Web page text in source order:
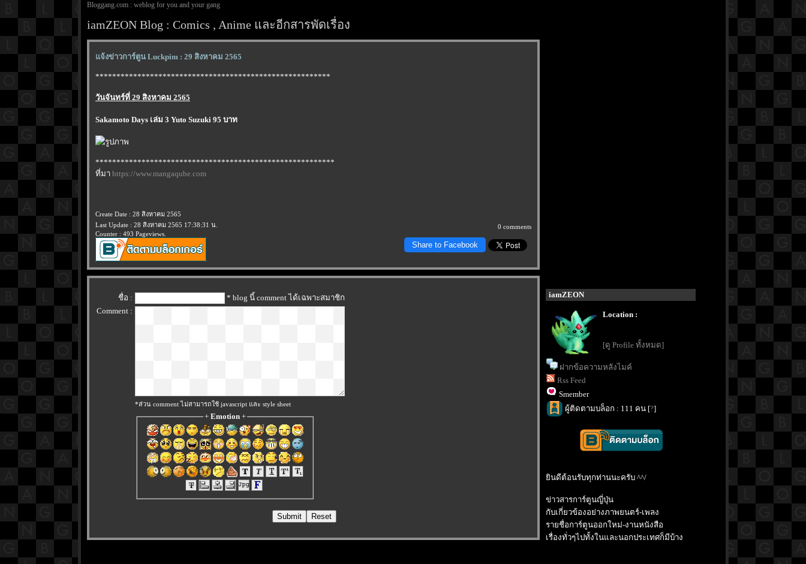
Bloggang.com : weblog for you and your gang
iamZEON Blog : Comics , Anime และอีกสารพัดเรื่อง
จ้งข่าวการ์ตูน Luckpim : 29 สิงหาคม 2565
********************************************************
วันจันทร์ที่ 29 สิงหาคม 2565
Sakamoto Days เล่ม 3 Yuto Suzuki 95 บาท
*********************************************************
ที่มา https://www.mangaqube.com
Create Date : 28 สิงหาคม 2565
Last Update : 28 สิงหาคม 2565 17:38:31 น.
Counter : 493 Pageviews.
0 comments
Share to Facebook
ชื่อ :
* blog นี้ comment ได้เฉพาะสมาชิก
Comment :
*ส่วน comment ไม่สามารถใช้ javascript และ style sheet
+ Emotion+
iamZEON
Location :
[ดู Profile ทั้งหมด]
ฝากข้อความหลังไมค์
Rss Feed
Smember
ผู้ติดตามบล็อก : 111 คน [?]
ินดีต้อนรับทุกท่านนะครับ ^^/
ข่าวสารการ์ตูนญี่ปุ่น
กับเกี่ยวข้องอย่างภาพยนตร์-เพลง
รายชื่อการ์ตูนออกใหม่-งานหนังสือ
เรื่องทั่วๆไปทั้งในและนอกประเทศก็มีบ้าง